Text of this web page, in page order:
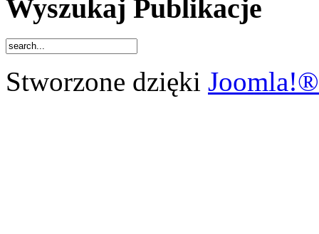
Wyszukaj Publikacje
Stworzone dzięki Joomla!®